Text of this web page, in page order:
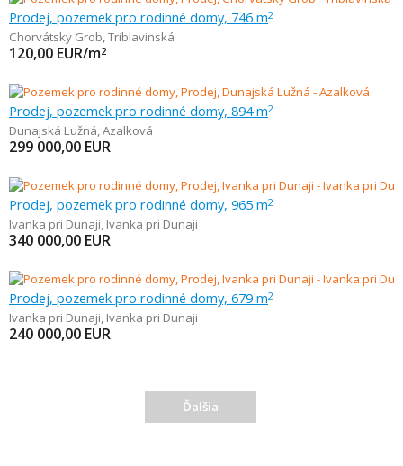
Prodej, pozemek pro rodinné domy, 746 m2
Chorvátsky Grob,Triblavinská
120,00 EUR/m2
Prodej, pozemek pro rodinné domy, 894 m2
Dunajská Lužná,Azalková
299 000,00 EUR
Prodej, pozemek pro rodinné domy, 965 m2
Ivanka pri Dunaji, Ivanka pri Dunaji
340 000,00 EUR
Prodej, pozemek pro rodinné domy, 679 m2
Ivanka pri Dunaji, Ivanka pri Dunaji
240 000,00 EUR
Ďalšia